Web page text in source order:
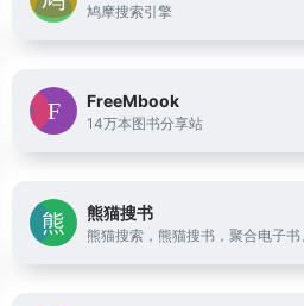
鸠摩搜索引擎
FreeMbook
14万本图书分享站
熊猫搜书